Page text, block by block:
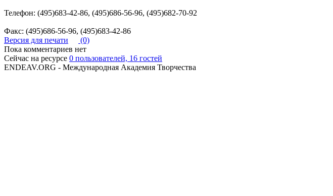
Телефон: (495)683-42-86, (495)686-56-96, (495)682-70-92
Факс: (495)686-56-96, (495)683-42-86
Версия для печати
(0)
Пока комментариев нет
Сейчас на ресурсе 0 пользователей, 16 гостей
ENDEAV.ORG - Международная Академия Творчества